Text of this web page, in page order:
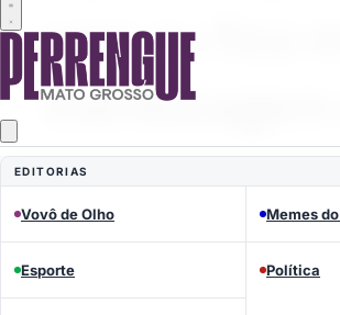
EDITORIAS
Vovô de Olho Memes
Esporte Política